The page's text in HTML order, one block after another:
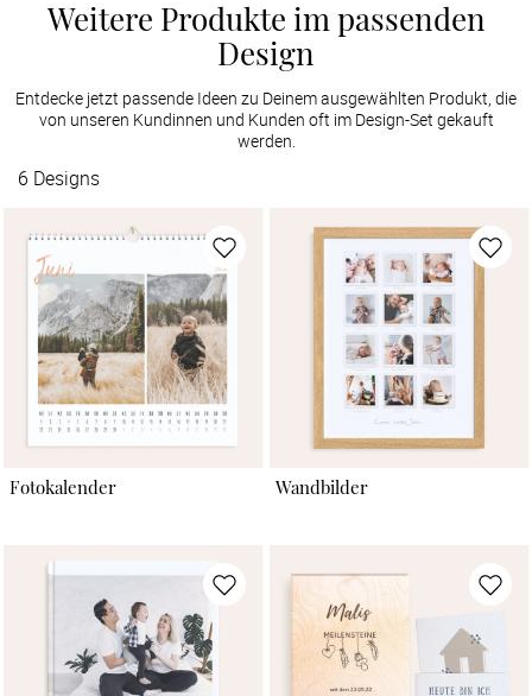
Weitere Produkte im passenden
Design
Entdecke jetzt passende Ideen zu Deinem ausgewählten Produkt, die
von unseren Kundinnen und Kunden oft im Design-Set gekauft
werden.
6 Designs
Fotokalender Wandbilder